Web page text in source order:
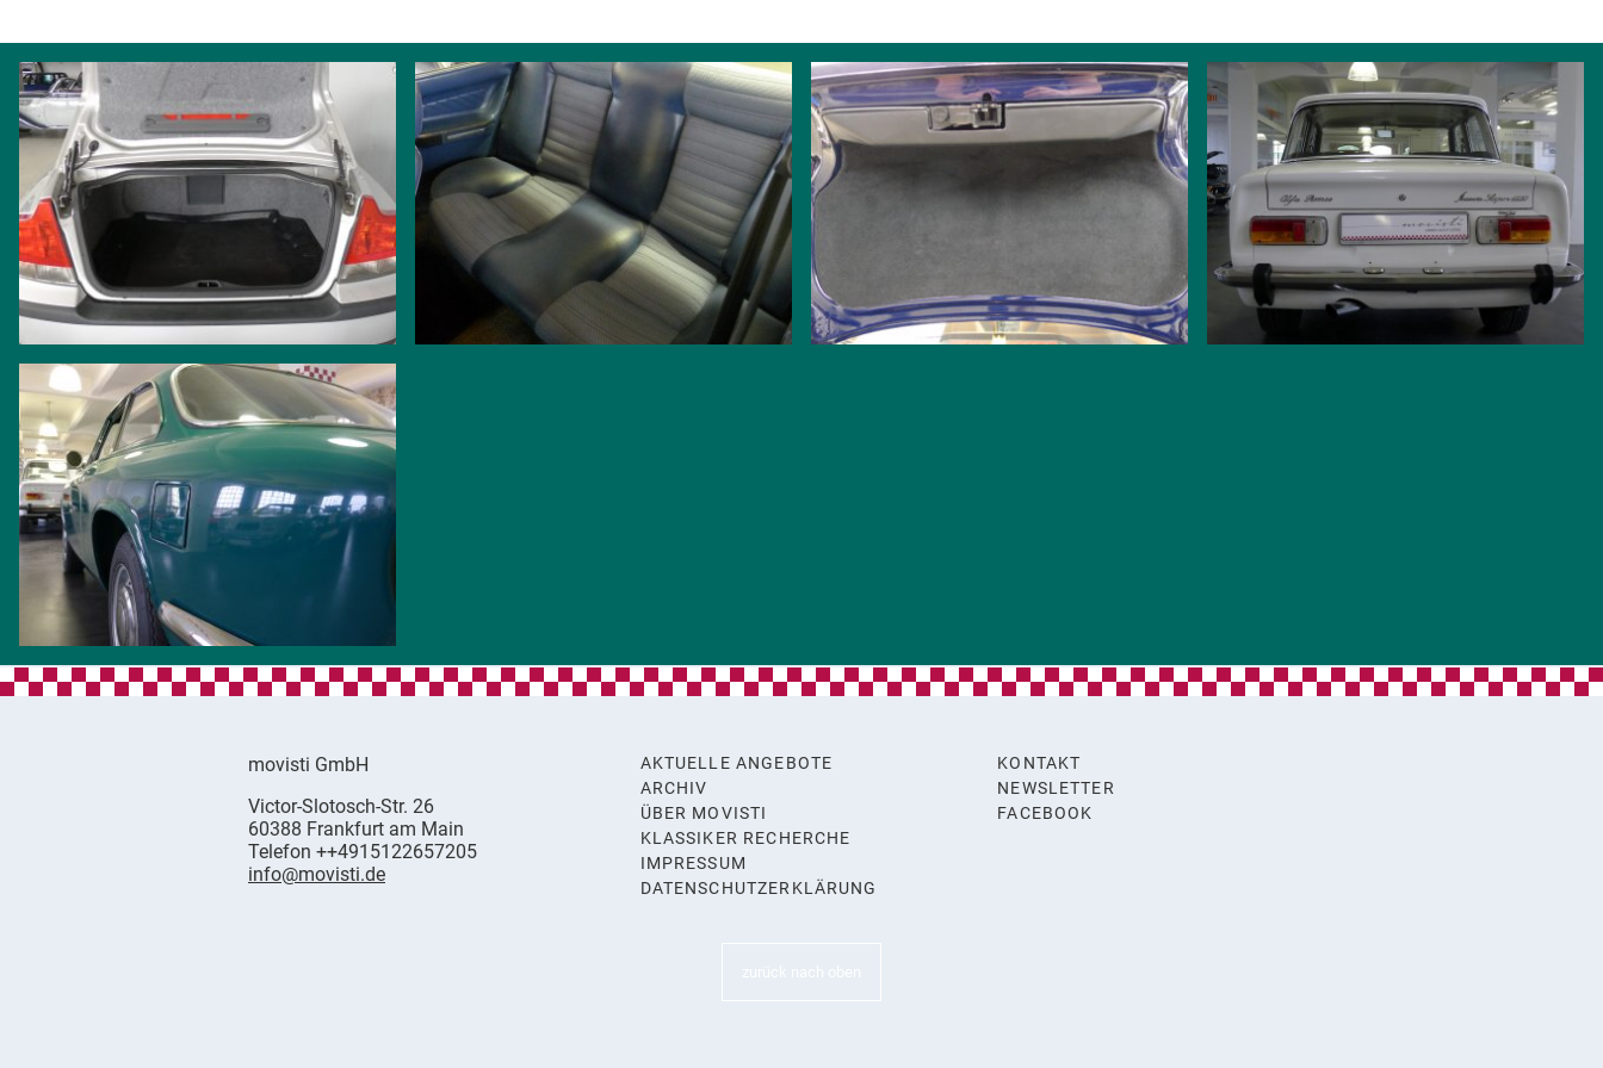
movisti GmbH
classic
automobiles
Victor-Slotosch-Str. 26
60388 Frankfurt am Main
Germany
Telefon ++4915122657205
info@movisti.de
AKTUELLE ANGEBOTE
ARCHIV
ÜBER MOVISTI
KLASSIKER RECHERCHE
IMPRESSUM
DATENSCHUTZERKLÄRUNG
KONTAKT
NEWSLETTER
FACEBOOK